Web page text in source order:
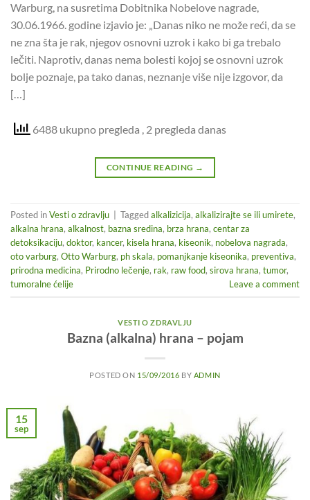
Warburg, na susretima Dobitnika Nobelove nagrade,
30.06.1966. godine izjavio je: „Danas niko ne može reći, da se
ne zna šta je rak, njegov osnovni uzrok i kako bi ga trebalo
lečiti. Naprotiv, danas nema bolesti kojoj se osnovni uzrok
bolje poznaje, pa tako danas, neznanje više nije izgovor, da
[…]
6488 ukupno pregleda , 2 pregleda danas
CONTINUE READING →
Posted inVesti o zdravlju Taggedalkalizicija, alkalizirajte se ili umirete,
alkalna hrana, alkalnost, bazna sredina, brza hrana, centar za
detoksikaciju, doktor, kancer, kisela hrana, kiseonik, nobelova nagrada,
oto varburg, Otto Warburg, ph skala, pomanjkanje kiseonika, preventiva,
prirodna medicina, Prirodno lečenje, rak, raw food, sirova hrana, tumor,
tumoralne ćelije
Leave a comment
VESTI O ZDRAVLJU
Bazna (alkalna) hrana – pojam
POSTED ON 15/09/2016 BY ADMIN
15
sep